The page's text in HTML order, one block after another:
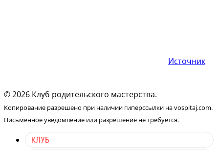
Источник
© 2026 Клуб родительского мастерства.
Копирование разрешено при наличии гиперссылки на vospitaj.com.
Письменное уведомление или разрешение не требуется.
КЛУБ